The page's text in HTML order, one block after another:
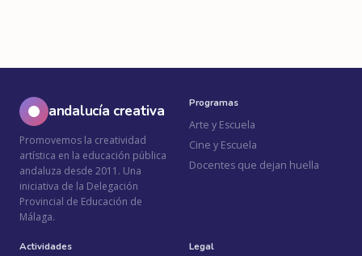
andalucía creativa
Promovemos la creatividad
artística en la educación pública
andaluza desde 2011. Una
iniciativa de la Delegación
Provincial de Educación de
Málaga.
Programas
Arte y Escuela
Cine y Escuela
Docentes que dejan huella
Actividades Legal